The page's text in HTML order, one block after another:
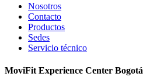
Nosotros
Contacto
Productos
Sedes
Servicio técnico
MoviFit Experience Center Bogotá